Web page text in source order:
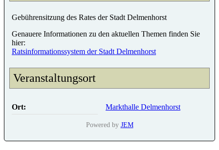
Gebührensitzung des Rates der Stadt Delmenhorst
Genauere Informationen zu den aktuellen Themen finden Sie
hier:
Ratsinformationssystem der Stadt Delmenhorst
Veranstaltungsort
Ort: Markthalle Delmenhorst
Powered by JEM